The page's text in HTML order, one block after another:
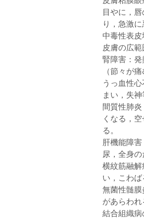
目やに，
り，急激に
中毒性表
皮膚の広
腎障害：
（節々が
うっ血性
まい，失神
間質性肺
くなる，
る。
肝機能障
尿，全身
横紋筋融
い，こわ
無菌性髄
があらわ
結合組織